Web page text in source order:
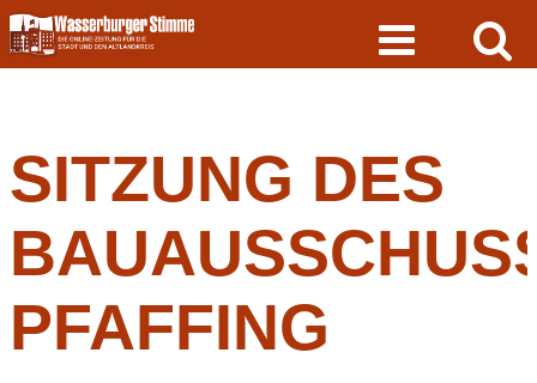
Skip
to
content
SITZUNG DES
PFAFFING